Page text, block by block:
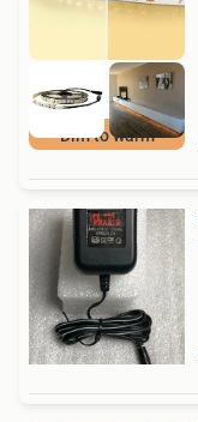
Dim to warm